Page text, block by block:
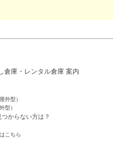
倉庫・レンタル倉庫 案内
外型）
型）
からない方は？
こちら